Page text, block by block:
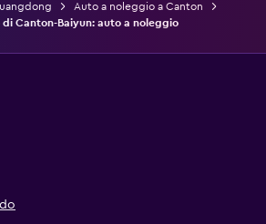
Auto a noleggio a Canton
Canton-Baiyun: auto a noleggio